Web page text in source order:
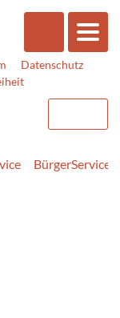
Datenschutz
BürgerService